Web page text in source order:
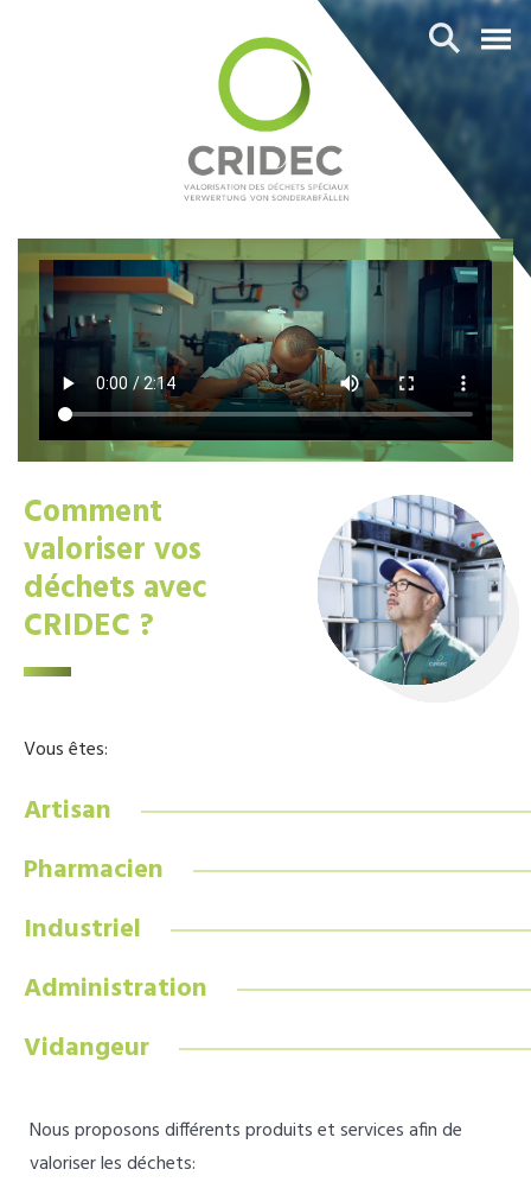
Comment
valoriser vos
déchets avec
CRIDEC ?
Vous êtes:
Artisan
Pharmacien
Industriel
Administration
Vidangeur
Nous proposons différents produits et services afin de
valoriser les déchets: